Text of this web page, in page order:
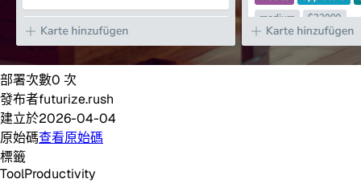
部署次數0 次
發布者futurize.rush
建立於2026-04-04
原始碼查看原始碼
標籤
ToolProductivity